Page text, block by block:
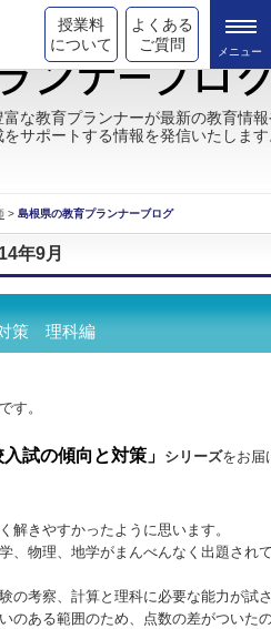
授業料
について
よくある
ご質問
な教育プランナーが最新の教育情
サポートする情報を発信いたしま
> 島根県の教育プランナーブログ
年9月
策 理科編
す。
入試の傾向と対策」 シリーズをお届
解きやすかったように思います。
、物理、地学がまんべんなく出題され
の考察、計算と理科に必要な能力が試
のある範囲のため、点数の差がついた